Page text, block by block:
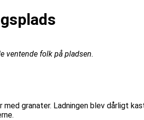
ventende folk på pladsen.
granater. Ladningen blev dårligt